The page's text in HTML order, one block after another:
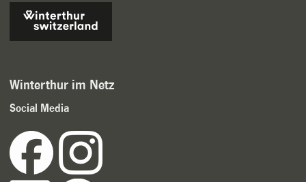
Winterthur im Netz
Social Media